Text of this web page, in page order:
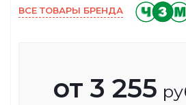
ВСЕ ТОВАРЫ БРЕНДА
от 3 255